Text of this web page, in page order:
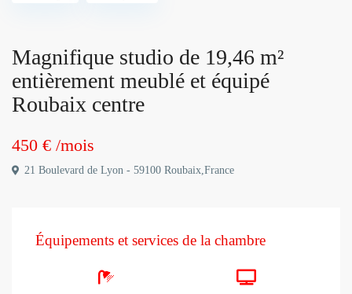
Magnifique studio de 19,46 m²
entièrement meublé et équipé
Roubaix centre
450 €/mois
21 Boulevard de Lyon - 59100 Roubaix,France
Équipements et services de la chambre